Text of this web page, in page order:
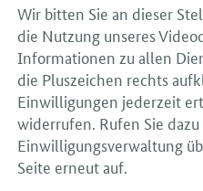
Wir bitten Sie an dieser
die Nutzung unseres
Informationen zu allen
die Pluszeichen rechts
Einwilligungen jederzeit
widerrufen. Rufen Sie
Einwilligungsverwaltung
Seite erneut auf.